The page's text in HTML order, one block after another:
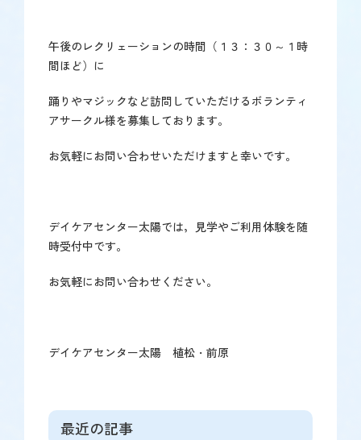
午後のレクリェーションの時間（１３：３０～１時
間ほど）に
踊りやマジックなど訪問していただけるボランティ
アサークル様を募集しております。
お気軽にお問い合わせいただけますと幸いです。
デイケアセンター太陽では，見学やご利用体験を随
時受付中です。
お気軽にお問い合わせください。
デイケアセンター太陽 植松・前原
最近の記事